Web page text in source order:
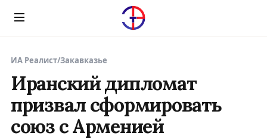
Menu
ИА Реалист/Закавказье
Иранский дипломат
призвал сформировать
союз с Арменией